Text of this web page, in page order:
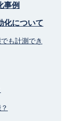
事例
化について
も計測でき